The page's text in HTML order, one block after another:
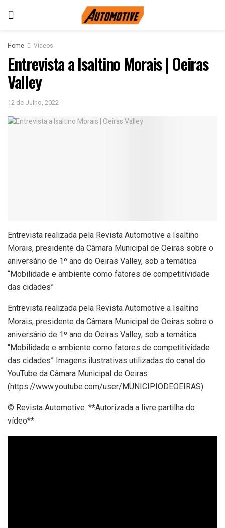
Home Vídeos
Entrevista a Isaltino Morais | Oeiras
Valley
12 de Julho, 2022
Entrevista realizada pela Revista Automotive a Isaltino
Morais, presidente da Câmara Municipal de Oeiras sobre o
aniversário de 1º ano do Oeiras Valley, sob a temática
“Mobilidade e ambiente como fatores de competitividade
das cidades”
Entrevista realizada pela Revista Automotive a Isaltino
Morais, presidente da Câmara Municipal de Oeiras sobre o
aniversário de 1º ano do Oeiras Valley, sob a temática
“Mobilidade e ambiente como fatores de competitividade
das cidades” Imagens ilustrativas utilizadas do canal do
YouTube da Câmara Municipal de Oeiras
(https://www.youtube.com/user/MUNICIPIODEOEIRAS)
© Revista Automotive. **Autorizada a livre partilha do
vídeo**